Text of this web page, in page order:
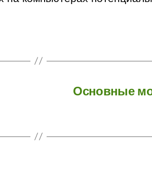
Основные